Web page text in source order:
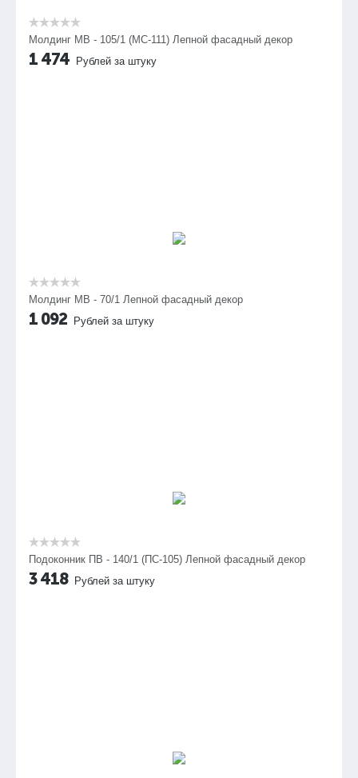
Молдинг МВ - 105/1 (МС-111) Лепной фасадный декор
1 474 Рублей за штуку
Молдинг МВ - 70/1 Лепной фасадный декор
1 092 Рублей за штуку
Подоконник ПВ - 140/1 (ПС-105) Лепной фасадный декор
3 418 Рублей за штуку